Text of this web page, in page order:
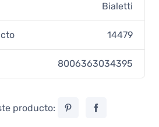
Bialetti
14479
8006363034395
producto: